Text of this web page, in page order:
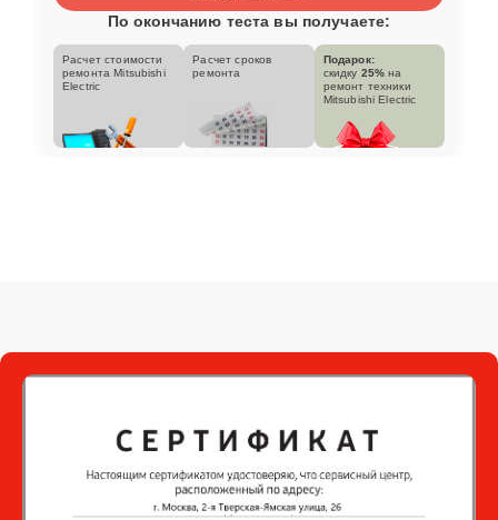
По окончанию теста вы получаете:
Расчет стоимости
ремонта Mitsubishi
Electric
Расчет сроков
ремонта
Подарок:
скидку 25% на
ремонт техники
Mitsubishi Electric